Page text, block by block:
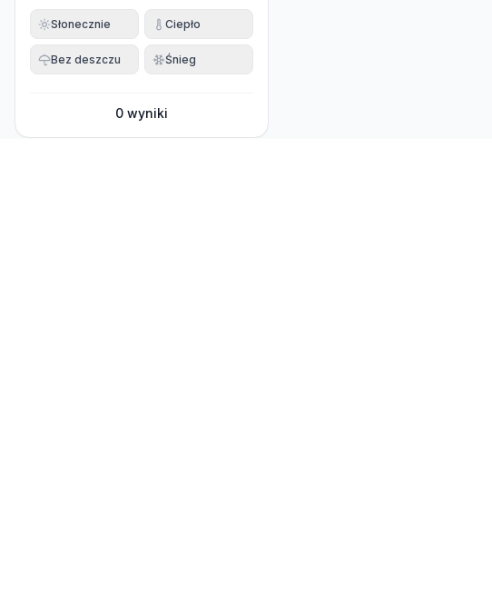
Słonecznie Ciepło
Bez deszczu Śnieg
0 wyniki